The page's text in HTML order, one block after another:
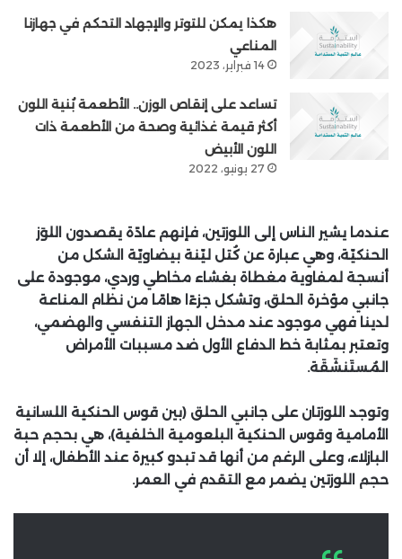
هكذا يمكن للتوتر والإجهاد التحكم في جهازنا
المناعي
14 فبراير، 2023
تساعد على إنقاص الوزن.. الأطعمة بُنية اللون
أكثر قيمة غذائية وصحة من الأطعمة ذات
اللون الأبيض
27 يونيو، 2022
عندما يشير الناس إلى اللوزتين، فإنهم عادًة يقصدون اللوَز
الحنكيّة، وهي عبارة عن كُتل ليّنة بيضاويّة الشكل من
أنسجة لمفاوية مغطاة بغشاء مخاطي وردي، موجودة على
جانبي مؤخرة الحلق، وتشكل جزءًا هامًا من نظام المناعة
لدينا فهي موجود عند مدخل الجهاز التنفسي والهضمي،
وتعتبر بمثابة خط الدفاع الأول ضد مسببات الأمراض
المُستَنشَقَة.
وتوجد اللوزتان على جانبي الحلق (بين قوس الحنكية اللسانية
الأمامية وقوس الحنكية البلعومية الخلفية)، هي بحجم حبة
البازلاء، وعلى الرغم من أنها قد تبدو كبيرة عند الأطفال، إلا أن
حجم اللوزتين يضمر مع التقدم في العمر.